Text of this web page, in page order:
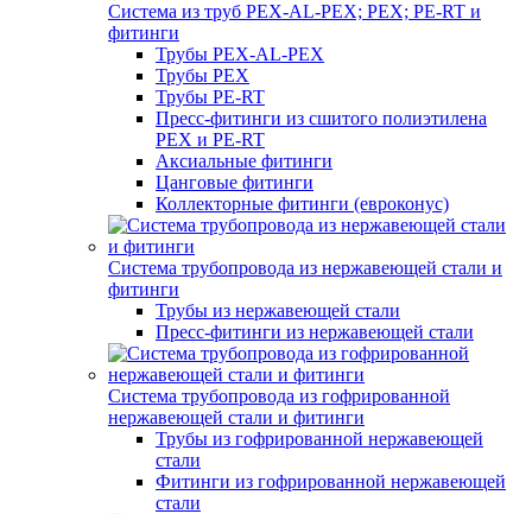
Система из труб PEX-AL-PEX; PEX; PE-RT и
фитинги
Трубы PEX-AL-PEX
Трубы PEX
Трубы PE-RT
Пресс-фитинги из сшитого полиэтилена
PEX и PE-RT
Аксиальные фитинги
Цанговые фитинги
Коллекторные фитинги (евроконус)
Система трубопровода из нержавеющей стали и
фитинги
Трубы из нержавеющей стали
Пресс-фитинги из нержавеющей стали
Система трубопровода из гофрированной
нержавеющей стали и фитинги
Трубы из гофрированной нержавеющей
стали
Фитинги из гофрированной нержавеющей
стали